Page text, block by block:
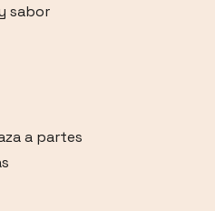
sabor
a partes